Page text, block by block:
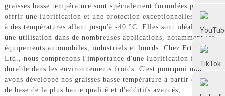
FRTLUBE
@FRTLUBE8
@FRTLUBE8
graisses basse température sont spécialement formulées pour
offrir une lubrification et une protection exceptionnelles, même
à des températures allant jusqu'à -40 °C. Elles sont idéales pour
une utilisation dans de nombreuses applications, notamment les
équipements automobiles, industriels et lourds. Chez Frtlube Co.
Ltd., nous comprenons l'importance d'une lubrification fiable et
durable dans les environnements froids. C'est pourquoi nous
avons développé nos graisses basse température à partir d'huiles
de base de la plus haute qualité et d'additifs avancés,